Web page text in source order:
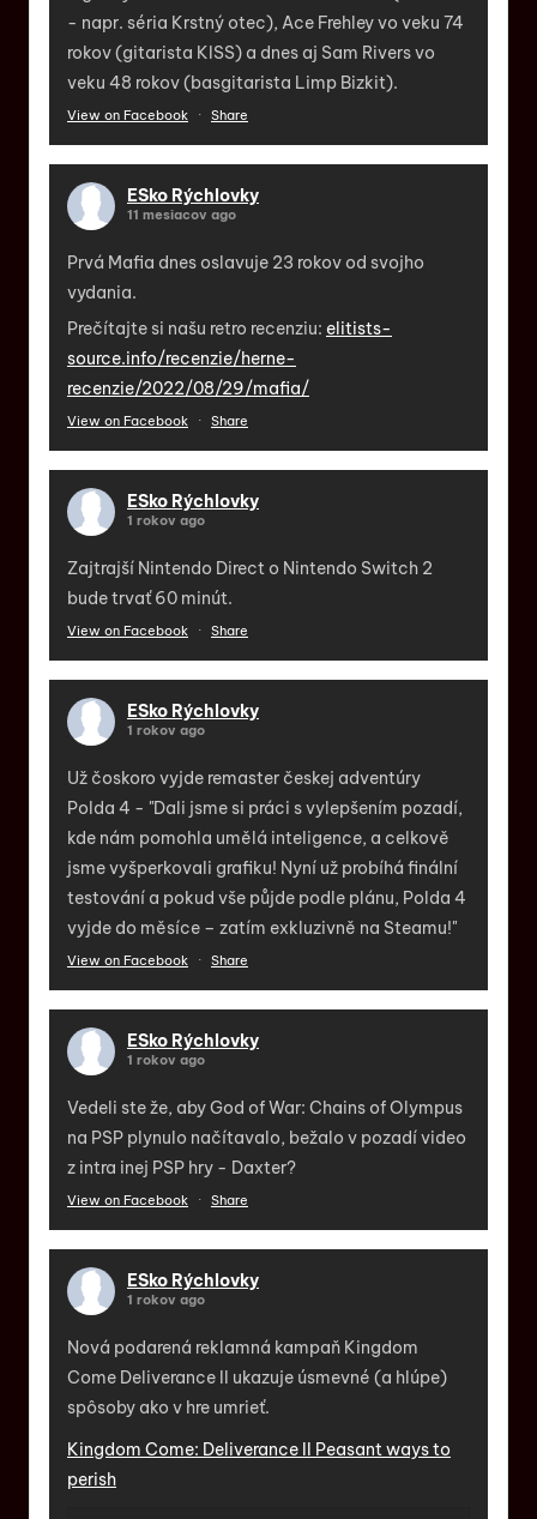
- napr. séria Krstný otec), Ace Frehley vo veku 74
rokov (gitarista KISS) a dnes aj Sam Rivers vo
veku 48 rokov (basgitarista Limp Bizkit).
View on Facebook · Share
ESko Rýchlovky
11 mesiacov ago
Prvá Mafia dnes oslavuje 23 rokov od svojho
vydania.
Prečítajte si našu retro recenziu: elitists-
source.info/recenzie/herne-
recenzie/2022/08/29/mafia/
View on Facebook · Share
ESko Rýchlovky
1 rokov ago
Zajtrajší Nintendo Direct o Nintendo Switch 2
bude trvať 60 minút.
View on Facebook · Share
ESko Rýchlovky
1 rokov ago
Už čoskoro vyjde remaster českej adventúry
Polda 4 - "Dali jsme si práci s vylepšením pozadí,
kde nám pomohla umělá inteligence, a celkově
jsme vyšperkovali grafiku! Nyní už probíhá finální
testování a pokud vše půjde podle plánu, Polda 4
vyjde do měsíce – zatím exkluzivně na Steamu!"
View on Facebook · Share
ESko Rýchlovky
1 rokov ago
Vedeli ste že, aby God of War: Chains of Olympus
na PSP plynulo načítavalo, bežalo v pozadí video
z intra inej PSP hry - Daxter?
View on Facebook · Share
ESko Rýchlovky
1 rokov ago
Nová podarená reklamná kampaň Kingdom
Come Deliverance II ukazuje úsmevné (a hlúpe)
spôsoby ako v hre umrieť.
Kingdom Come: Deliverance II Peasant ways to
perish